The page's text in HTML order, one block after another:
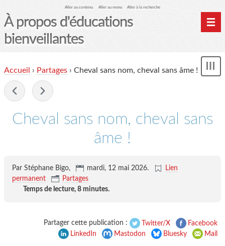
Aller au contenu Aller au menu Aller à la recherche
À propos d'éducations
bienveillantes
Accueil › Partages › Cheval sans nom, cheval sans âme !
Cheval sans nom, cheval sans
âme !
Par Stéphane Bigo, mardi, 12 mai 2026.
Lien
permanent
Partages
Temps de lecture, 8 minutes.
Partager cette publication : Twitter/X
Facebook
LinkedIn
Mastodon Bluesky Mail